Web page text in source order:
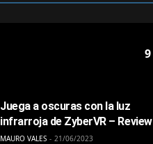
9
Juega a oscuras con la luz
infrarroja de ZyberVR – Review
MAURO VALES 21/06/2023